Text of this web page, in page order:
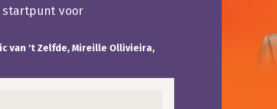
startpunt voor
van 't Zelfde, Mireille Ollivieira,